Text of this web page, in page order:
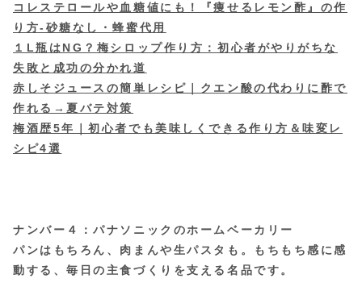
コレステロールや血糖値にも！『痩せるレモン酢』の作
り方-砂糖なし・蜂蜜代用
１L瓶はNG？梅シロップ作り方：初心者がやりがちな
失敗と成功の分かれ道
赤しそジュースの簡単レシピ｜クエン酸の代わりに酢で
作れる→夏バテ対策
梅酒歴5年｜初心者でも美味しくできる作り方＆味変レ
シピ4選
ナンバー４：パナソニックのホームベーカリー
パンはもちろん、肉まんや生パスタも。もちもち感に感
動する、毎日の主食づくりを支える名品です。